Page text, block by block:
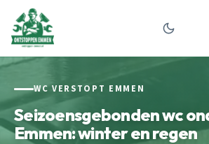
WC VERSTOPT EMMEN
Seizoensgebonden wc
Emmen: winter en regen